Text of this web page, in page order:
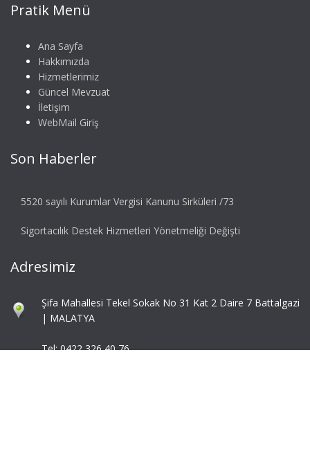
Pratik Menü
Ana Sayfa
Hakkımızda
Hizmetlerimiz
Güncel Mevzuat
İletişim
WebMail Giriş
Son Haberler
5520 sayılı Kurumlar Vergisi Kanunu Sirküleri /73
Sigortacılık Destek Hizmetleri Yönetmeliği Değişti
Adresimiz
Şifa Mahallesi Tekel Sokak No 31 Kat 2 Daire 7 Battalgazi
| MALATYA
Tel: 0422 326 40 76